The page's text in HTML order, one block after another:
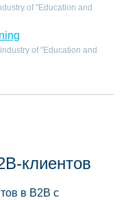
of "Education and
of "Education and
клиентов
в B2B с